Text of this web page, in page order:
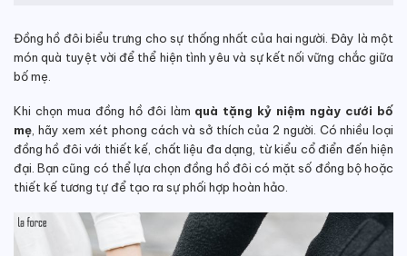
Đồng hồ đôi biểu trưng cho sự thống nhất của hai người. Đây là một
món quà tuyệt vời để thể hiện tình yêu và sự kết nối vững chắc giữa
bố mẹ.
Khi chọn mua đồng hồ đôi làm quà tặng kỷ niệm ngày cưới bố
mẹ, hãy xem xét phong cách và sở thích của 2 người. Có nhiều loại
đồng hồ đôi với thiết kế, chất liệu đa dạng, từ kiểu cổ điển đến hiện
đại. Bạn cũng có thể lựa chọn đồng hồ đôi có mặt số đồng bộ hoặc
thiết kế tương tự để tạo ra sự phối hợp hoàn hảo.